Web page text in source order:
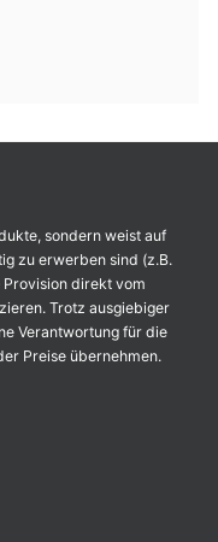
sondern weist auf
zu erwerben sind (z.B.
Provision direkt vom
Trotz ausgiebiger
Verantwortung für die
Preise übernehmen.